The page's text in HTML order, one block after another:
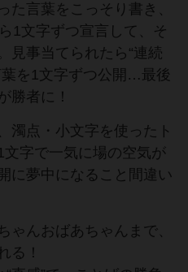
た言葉をこっそり書き、
1文字ずつ宣言して、そ
見事当てられたら“連続
を1文字ずつ公開…最後
勝者に！
濁点・小文字を使ったト
文字で一気に場の空気が
に夢中になること間違い
ゃんおばあちゃんまで、
る！